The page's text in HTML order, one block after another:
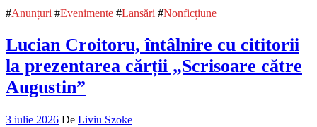
#Anunțuri #Evenimente #Lansări #Nonficțiune
Lucian Croitoru, întâlnire cu cititorii
la prezentarea cărții „Scrisoare către
Augustin”
3 iulie 2026 De Liviu Szoke